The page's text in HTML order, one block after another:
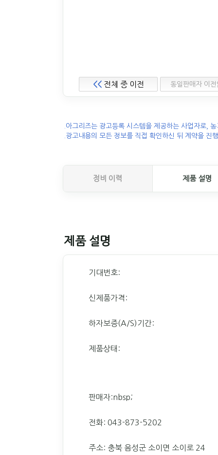
<<전체 중 이전 동일판매자 이전
.아그리즈는 광고등록 시스템을 제공하는 사업자로,
.광고내용의 모든 정보를 직접 확인하신 뒤 계약을 진
정비 이력 제품 설명
제품 설명
기대번호:
신제품가격:
하자보증(A/S)기간:
제품상태:
판매자:nbsp;
전화: 043-873-5202
주소: 충북 음성군 소이면 소이로 24